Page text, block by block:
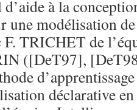
à la
une modélisation
TRICHET de
([DeT97],
déclarative